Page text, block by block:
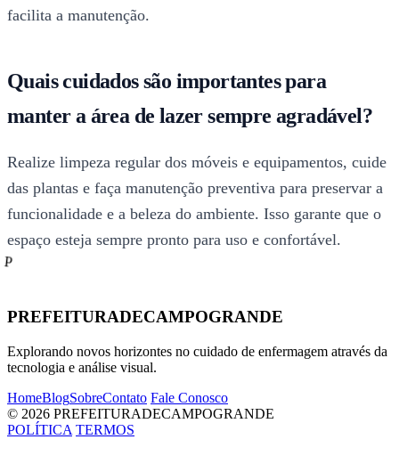
facilita a manutenção.
Quais cuidados são importantes para
manter a área de lazer sempre agradável?
Realize limpeza regular dos móveis e equipamentos, cuide
das plantas e faça manutenção preventiva para preservar a
funcionalidade e a beleza do ambiente. Isso garante que o
espaço esteja sempre pronto para uso e confortável.
PREFEITURADECAMPOGRANDE
Explorando novos horizontes no cuidado de enfermagem através da
tecnologia e análise visual.
HomeBlogSobreContato Fale Conosco
© 2026 PREFEITURADECAMPOGRANDE
POLÍTICA TERMOS